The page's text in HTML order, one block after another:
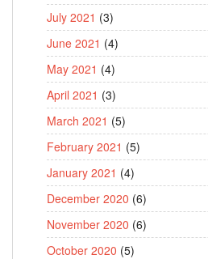
July 2021 (3)
June 2021 (4)
May 2021 (4)
April 2021 (3)
March 2021 (5)
February 2021 (5)
January 2021 (4)
December 2020 (6)
November 2020 (6)
October 2020 (5)